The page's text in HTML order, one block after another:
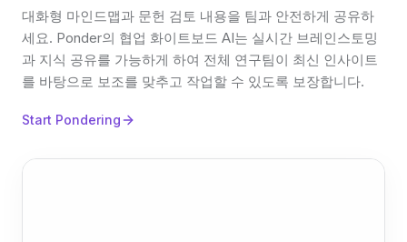
대화형 마인드맵과 문헌 검토 내용을 팀과 안전하게 공유하
세요. Ponder의 협업 화이트보드 AI는 실시간 브레인스토밍
과 지식 공유를 가능하게 하여 전체 연구팀이 최신 인사이트
를 바탕으로 보조를 맞추고 작업할 수 있도록 보장합니다.
Start Pondering